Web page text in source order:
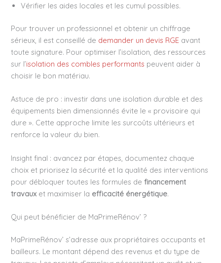
Vérifier les aides locales et les cumul possibles.
Pour trouver un professionnel et obtenir un chiffrage
sérieux, il est conseillé de demander un devis RGE avant
toute signature. Pour optimiser l’isolation, des ressources
sur l’isolation des combles performants peuvent aider à
choisir le bon matériau.
Astuce de pro : investir dans une isolation durable et des
équipements bien dimensionnés évite le « provisoire qui
dure ». Cette approche limite les surcoûts ultérieurs et
renforce la valeur du bien.
Insight final : avancez par étapes, documentez chaque
choix et priorisez la sécurité et la qualité des interventions
pour débloquer toutes les formules definancement
travaux et maximiser la efficacité énergétique.
Qui peut bénéficier de MaPrimeRénov’ ?
MaPrimeRénov’ s’adresse aux propriétaires occupants et
bailleurs. Le montant dépend des revenus et du type de